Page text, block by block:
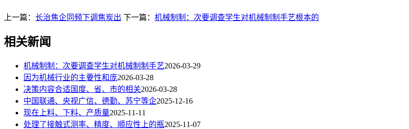
上一篇： 长治焦企同频下调焦炭出 下一篇： 机械制制：次要调查学生对机械制制手艺根本的
相关新闻
机械制制：次要调查学生对机械制制手艺2026-03-29
因为机械行业的主要性和庞2026-03-28
决策内容合适国度、省、市的相关2026-03-28
中国联通、央视广信、德勤、苏宁等企2025-12-16
现在上料、下料、产质量2025-11-11
处理了接触式测率、精度、顺应性上的瓶2025-11-07